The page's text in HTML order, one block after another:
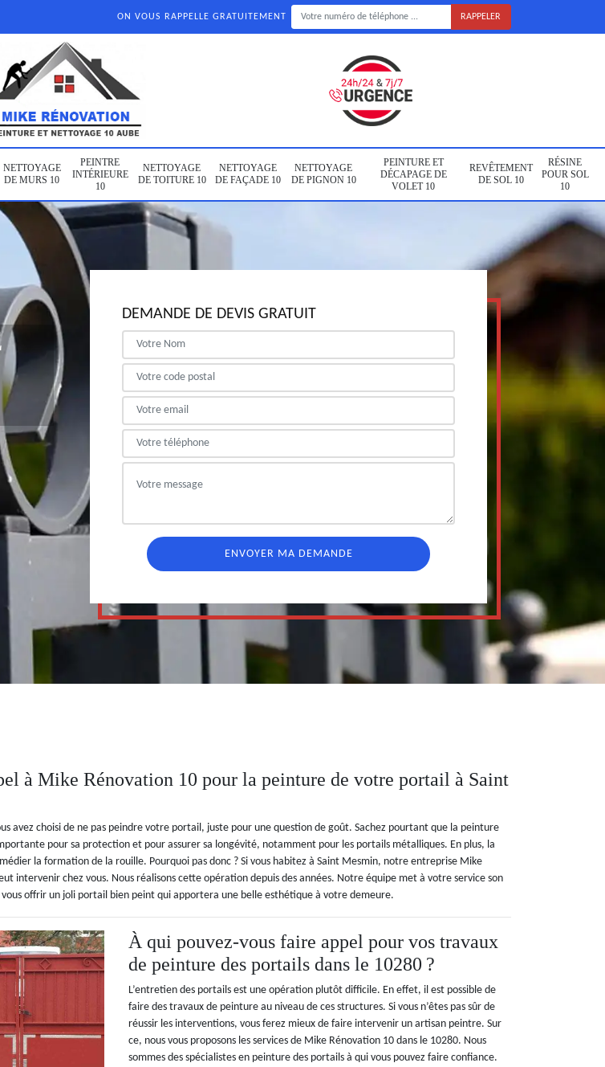
ON VOUS RAPPELLE GRATUITEMENT
NETTOYAGE
DE MURS 10
PEINTRE
INTÉRIEURE
10
NETTOYAGE
DE TOITURE 10
NETTOYAGE
DE FAÇADE 10
NETTOYAGE
DE PIGNON 10
PEINTURE ET
DÉCAPAGE DE
VOLET 10
REVÊTEMENT
DE SOL 10
RÉSINE
POUR SOL
10
DEMANDE DE DEVIS GRATUIT
à Mike Rénovation 10 pour la peinture de votre portail à Saint
avez choisi de ne pas peindre votre portail, juste pour une question de goût. Sachez pourtant que la peinture
pour sa protection et pour assurer sa longévité, notamment pour les portails métalliques. En plus, la
la formation de la rouille. Pourquoi pas donc ? Si vous habitez à Saint Mesmin, notre entreprise Mike
intervenir chez vous. Nous réalisons cette opération depuis des années. Notre équipe met à votre service son
offrir un joli portail bien peint qui apportera une belle esthétique à votre demeure.
À qui pouvez-vous faire appel pour vos travaux
de peinture des portails dans le 10280 ?
L’entretien des portails est une opération plutôt difficile. En effet, il est possible de
faire des travaux de peinture au niveau de ces structures. Si vous n’êtes pas sûr de
réussir les interventions, vous ferez mieux de faire intervenir un artisan peintre. Sur
ce, nous vous proposons les services de Mike Rénovation 10 dans le 10280. Nous
sommes des spécialistes en peinture des portails à qui vous pouvez faire confiance.